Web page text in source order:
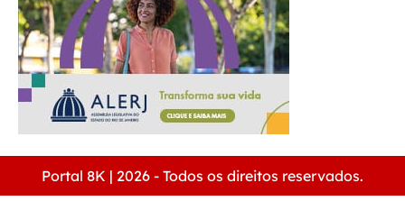
Portal 8K | 2026 - Todos os direitos reservados.